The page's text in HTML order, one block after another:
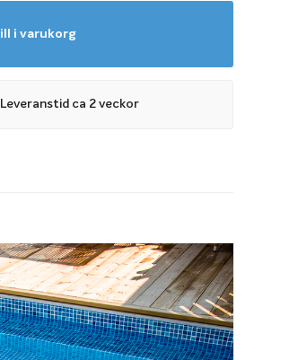
trappa är att den är enkel att
och att du kan använda vanliga
alltså ingen extra trappflik vilket
i varukorg
ca 2 veckor